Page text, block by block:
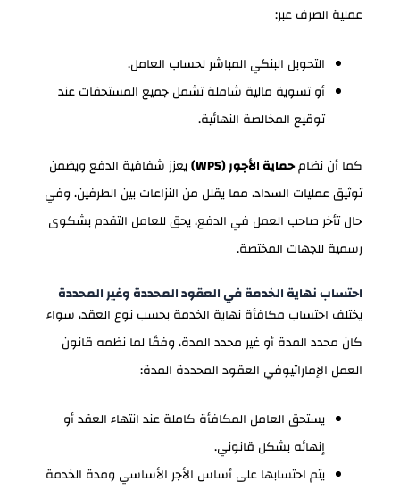
عملية الصرف عبر:
التحويل البنكي المباشر لحساب العامل.
أو تسوية مالية شاملة تشمل جميع المستحقات عند
توقيع المخالصة النهائية.
كما أن نظامحماية الأجور (WPS)
يعزز شفافية الدفع ويضمن
توثيق عمليات السداد، مما يقلل من النزاعات بين الطرفين، وفي
حال تأخر صاحب العمل في الدفع، يحق للعامل التقدم بشكوى
رسمية للجهات المختصة.
احتساب نهاية الخدمة في العقود المحددة وغير المحددة
يختلف احتساب مكافأة نهاية الخدمة بحسب نوع العقد، سواء
كان محدد المدة أو غير محدد المدة، وفقًا لما نظمه قانون
العمل الإماراتيوفي العقود المحددة المدة:
يستحق العامل المكافأة كاملة عند انتهاء العقد أو
إنهائه بشكل قانوني.
يتم احتسابها على أساس الأجر الأساسي ومدة الخدمة